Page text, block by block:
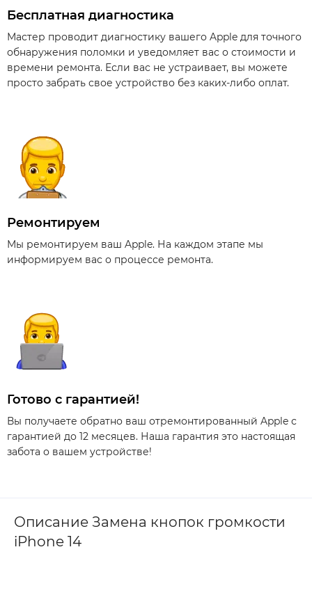
Бесплатная диагностика
Мастер проводит диагностику вашего Apple для точного
обнаружения поломки и уведомляет вас о стоимости и
времени ремонта. Если вас не устраивает, вы можете
просто забрать свое устройство без каких-либо оплат.
Ремонтируем
Мы ремонтируем ваш Apple. На каждом этапе мы
информируем вас о процессе ремонта.
Готово с гарантией!
Вы получаете обратно ваш отремонтированный Apple с
гарантией до 12 месяцев. Наша гарантия это настоящая
забота о вашем устройстве!
Описание Замена кнопок громкости
iPhone 14